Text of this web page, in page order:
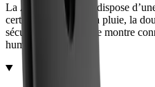
La Amazfit Band 7 dispose
certification couvre la pluie, la
sécurise l’usage d’une montre
humides.